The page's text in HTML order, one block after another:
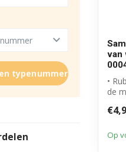
typenummer
van
•
de
•
Op